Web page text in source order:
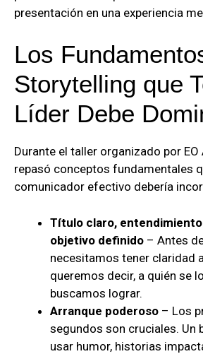
presentación en una experiencia
Los
Storytelling que
Líder Debe
Durante el taller organizado por EO
repasó conceptos fundamentales
comunicador efectivo debería
Título claro, entendimiento
objetivo definido – Antes
necesitamos tener claridad
queremos decir, a quién se
buscamos lograr.
Arranque poderoso – Los
segundos son cruciales. Un
usar humor, historias